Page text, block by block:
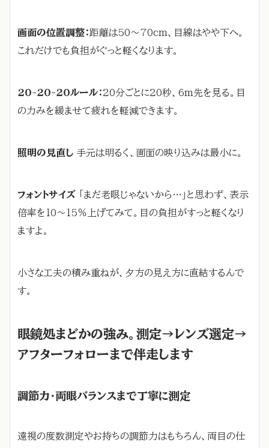
画面の位置調整：距離は50～70cm、目線はやや下へ。
これだけでも負担がぐっと軽くなります。
20-20-20ルール：20分ごとに20秒、6m先を見る。目
の力みを緩ませて疲れを軽減できます。
照明の見直し 手元は明るく、画面の映り込みは最小に。
フォントサイズ 「まだ老眼じゃないから…」と思わず、表示
倍率を10～15％上げてみて。目の負担がすっと軽くなり
ますよ。
小さな工夫の積み重ねが、夕方の見え方に直結するんで
す。
眼鏡処まどかの強み。測定→レンズ選定→
アフターフォローまで伴走します
調節力・両眼バランスまで丁寧に測定
遠視の度数測定やお持ちの調節力はもちろん、両目の仕